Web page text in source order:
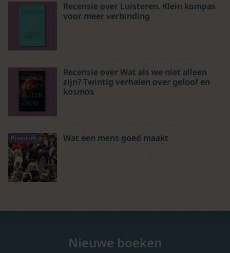
Recensie over Luisteren. Klein kompas
voor meer verbinding
Recensie over Wat als we niet alleen
zijn? Twintig verhalen over geloof en
kosmos
Premium Wat een mens goed maakt
Nieuwe boeken